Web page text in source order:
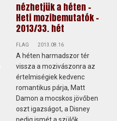
nézhetjük a héten -
Heti mozibemutatók -
2013/33. hét
FLAG 2013.08.16
A héten harmadszor tér
vissza a mozivászonra az
értelmiségiek kedvenc
romantikus párja, Matt
Damon a mocskos jövőben
oszt igazságot, a Disney